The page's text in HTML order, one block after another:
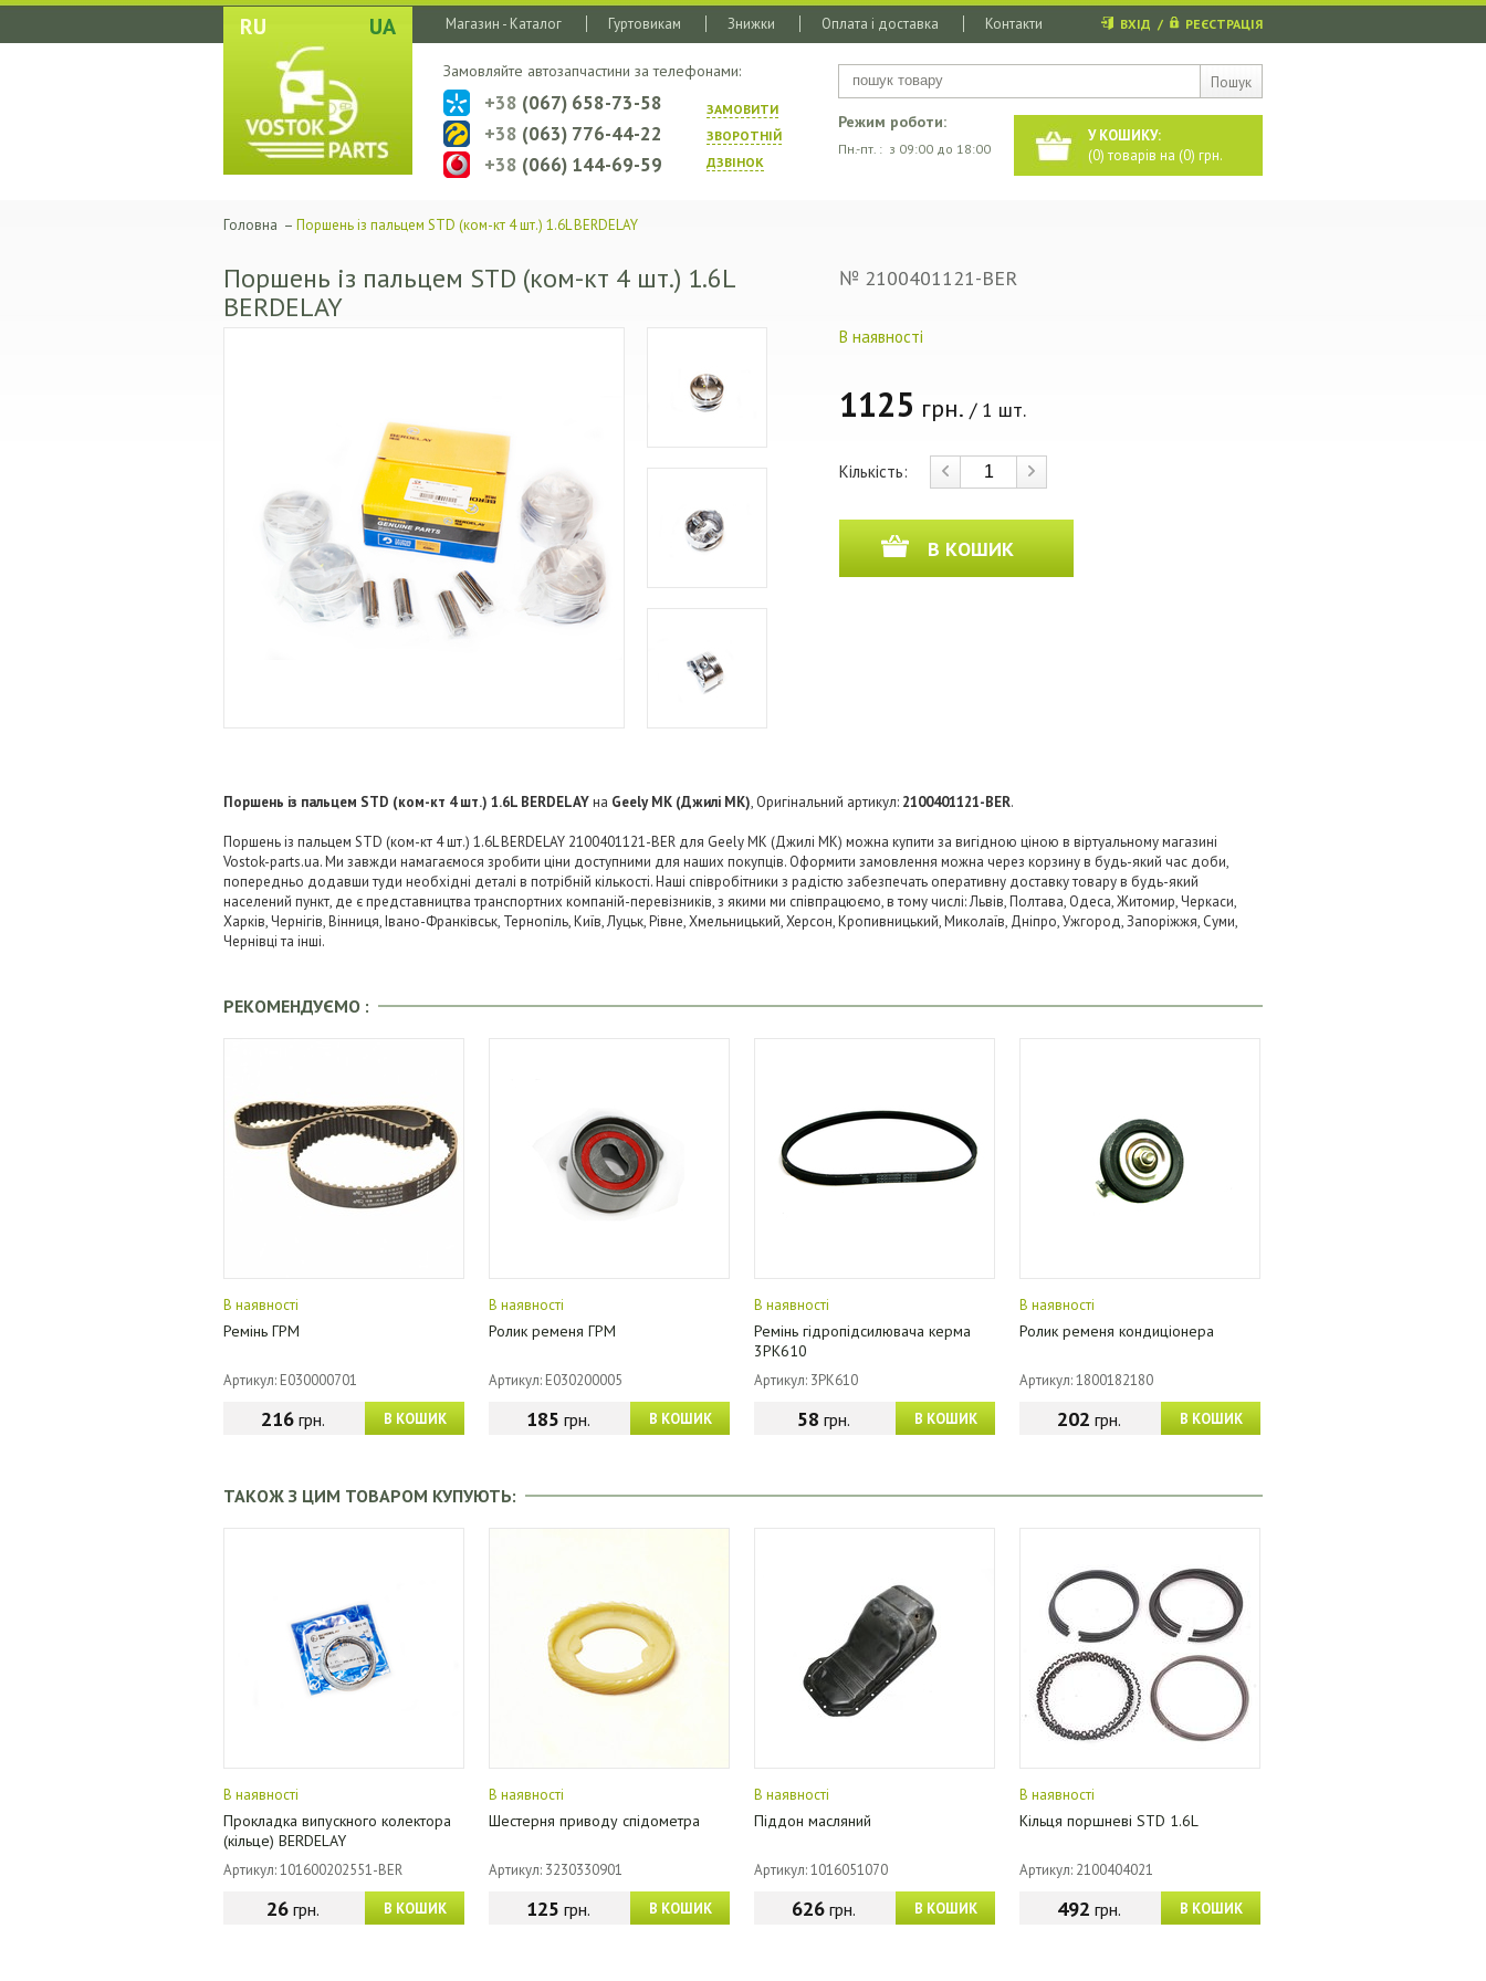
RU UA
Пошук
Магазин - Каталог Гуртовикам Знижки Оплата і доставка Контакти ВХІД / РЕЄСТРАЦІЯ
У КОШИКУ:
(0) товарів на (0) грн.
Режим роботи:
Пн.-пт. : з 09:00 до 18:00
Замовляйте автозапчастини за телефонами:
ЗАМОВИТИ
ЗВОРОТНIЙ
ДЗВIНОК
+38 (067) 658-73-58
+38 (063) 776-44-22
+38 (066) 144-69-59
Головна – Поршень із пальцем STD (ком-кт 4 шт.) 1.6L BERDELAY
Поршень із пальцем STD (ком-кт 4 шт.) 1.6L
BERDELAY
№ 2100401121-BER
В наявності
1125 грн. / 1 шт.
Кількість:
В КОШИК
Поршень із пальцем STD (ком-кт 4 шт.) 1.6L BERDELAYна Geely MK (Джилі МК), Оригінальний артикул: 2100401121-BER.
Поршень із пальцем STD (ком-кт 4 шт.) 1.6L BERDELAY 2100401121-BER для Geely MK (Джилі МК) можна купити за вигідною ціною в віртуальному магазині
Vostok-parts.ua. Ми завжди намагаємося зробити ціни доступними для наших покупців. Оформити замовлення можна через корзину в будь-який час доби,
попередньо додавши туди необхідні деталі в потрібній кількості. Наші співробітники з радістю забезпечать оперативну доставку товару в будь-який
населений пункт, де є представництва транспортних компаній-перевізників, з якими ми співпрацюємо, в тому числі: Львів, Полтава, Одеса, Житомир, Черкаси,
Харків, Чернігів, Вінниця, Івано-Франківськ, Тернопіль, Київ, Луцьк, Рівне, Хмельницький, Херсон, Кропивницький, Миколаїв, Дніпро, Ужгород, Запоріжжя, Суми,
Чернівці та інші.
РЕКОМЕНДУЄМО :
В наявності
Ремінь ГРМ
Артикул: E030000701
В КОШИК
216грн.
В наявності
Ролик ременя ГРМ
Артикул: E030200005
В КОШИК
185 грн.
В наявності
Ремінь гідропідсилювача керма
3PK610
Артикул: 3PK610
В КОШИК
58 грн.
В наявності
Ролик ременя кондиціонера
Артикул: 1800182180
В КОШИК
202 грн.
ТАКОЖ З ЦИМ ТОВАРОМ КУПУЮТЬ:
В наявності
Прокладка випускного колектора
(кільце) BERDELAY
Артикул: 101600202551-BER
В КОШИК
26грн.
В наявності
Шестерня приводу спідометра
Артикул: 3230330901
В КОШИК
125 грн.
В наявності
Піддон масляний
Артикул: 1016051070
В КОШИК
626грн.
В наявності
Кільця поршневі STD 1.6L
Артикул: 2100404021
В КОШИК
492 грн.